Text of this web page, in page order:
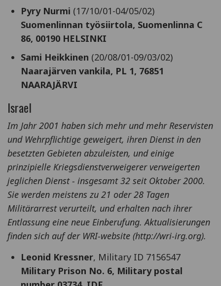
Pyry Nurmi (17/10/01-04/05/02)
Suomenlinnan työsiirtola, Suomenlinna C
86, 00190 HELSINKI
Sami Heikkinen (20/08/01-09/03/02)
Naarajärven vankila, PL 1, 76851
NAARAJÄRVI
Israel
Im Jahr 2001 haben sich mehr und mehr Reservisten
und Wehrpflichtige geweigert, ihren Dienst in den
besetzten Gebieten abzuleisten, und einige
prinzipielle Kriegsdienstverweigerer verweigerten
jeglichen Dienst - insgesamt 32 seit Oktober 2000.
Sie werden meistens zu 21 oder 28 Tagen
Militärarrest verurteilt, und erhalten nach ihrer
Entlassung eine neue Einberufung. Aktualisierungen
finden sich auf der WRI-website (http://wri-irg.org).
Leonid Kressner, Military ID 7156547
Military Prison No. 6, Military postal